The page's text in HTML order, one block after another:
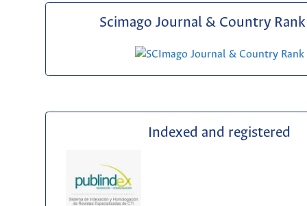
Scimago Journal & Country Rank
Indexed and registered